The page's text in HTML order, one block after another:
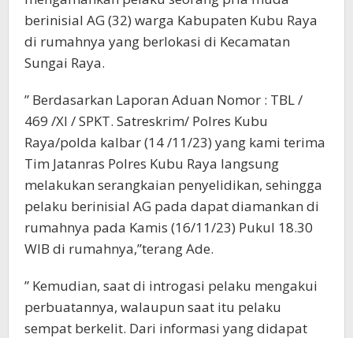
berinisial AG (32) warga Kabupaten Kubu Raya
di rumahnya yang berlokasi di Kecamatan
Sungai Raya.
” Berdasarkan Laporan Aduan Nomor : TBL /
469 /XI / SPKT. Satreskrim/ Polres Kubu
Raya/polda kalbar (14 /11/23) yang kami terima
Tim Jatanras Polres Kubu Raya langsung
melakukan serangkaian penyelidikan, sehingga
pelaku berinisial AG pada dapat diamankan di
rumahnya pada Kamis (16/11/23) Pukul 18.30
WIB di rumahnya,”terang Ade.
” Kemudian, saat di introgasi pelaku mengakui
perbuatannya, walaupun saat itu pelaku
sempat berkelit. Dari informasi yang didapat